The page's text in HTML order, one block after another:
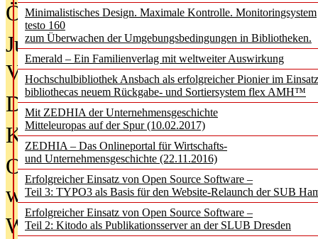
Minimalistisches Design. Maximale Kontrolle. Monitoringsystem
testo 160
zum Überwachen der Umgebungsbedingungen in Bibliotheken.
Emerald – Ein Familienverlag mit weltweiter Auswirkung
Hochschulbibliothek Ansbach als erfolgreicher Pionier im
bibliothecas neuem Rückgabe- und Sortiersystem flex AMH™
Mit ZEDHIA der Unternehmensgeschichte
Mitteleuropas auf der Spur (10.02.2017)
ZEDHIA – Das Onlineportal für Wirtschafts-
und Unternehmensgeschichte (22.11.2016)
Erfolgreicher Einsatz von Open Source Software –
Teil 3: TYPO3 als Basis für den Website-Relaunch der SUB
Erfolgreicher Einsatz von Open Source Software –
Teil 2: Kitodo als Publikationsserver an der SLUB Dresden
Öffentlichkeit
Jugendliche wollen besseren
Verbote
Digitale Langzeit­archi­vierung
KI-Chatbots werden Teil der
Offene Infrastrukturen für
wissenschaftliche
Warum die Debatte über KI-Texte